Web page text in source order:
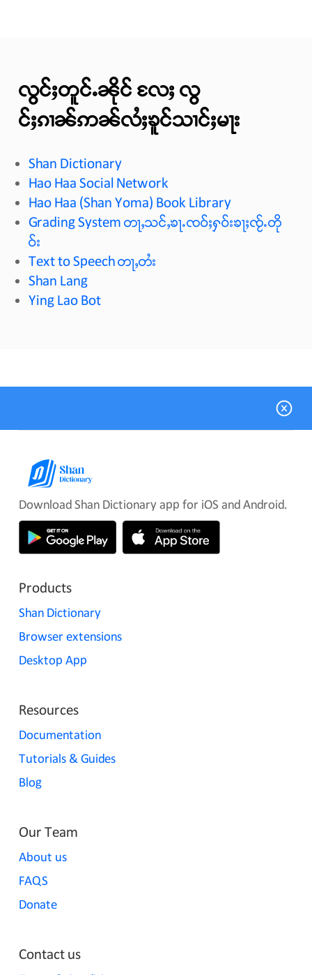
လွင်ႈတူင်ႉၼိုင် လႄႈ လွ
င်ႈၵၢၼ်ဢၼ်လႆႈၶူင်သၢင်ႈမႃး
Shan Dictionary
Hao Haa Social Network
Hao Haa (Shan Yoma) Book Library
Grading System တႃႇသင်ႇၶႃႉၸဝ်ႈႁဝ်းၶႃႈၸႂ်ႉတို
ဝ်း
Text to Speech တႃႇတႆး
Shan Lang
Ying Lao Bot
Download Shan Dictionary app for iOS and Android.
Products
Shan Dictionary
Browser extensions
Desktop App
Resources
Documentation
Tutorials & Guides
Blog
Our Team
About us
FAQS
Donate
Contact us